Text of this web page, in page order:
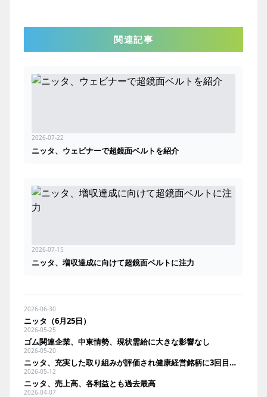
関連記事
2026-07-22
ニッタ、ウェビナーで超鏡面ベルトを紹介
2026-07-15
ニッタ、増収達成に向けて超鏡面ベルトに注力
2026-06-30
ニッタ（6月25日）
2026-05-25
ゴム関連企業、中東情勢、現状需給に大きな影響なし
2026-05-20
ニッタ、充実した取り組みが評価され健康経営銘柄に3回目の選定
2026-05-12
ニッタ、売上高、各利益とも過去最高
2026-04-07